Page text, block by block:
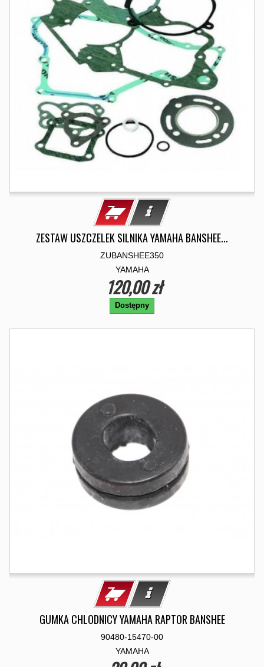
ZESTAW USZCZELEK SILNIKA YAMAHA BANSHEE...
ZUBANSHEE350
YAMAHA
120,00 zł
Dostępny
GUMKA CHLODNICY YAMAHA RAPTOR BANSHEE
90480-15470-00
YAMAHA